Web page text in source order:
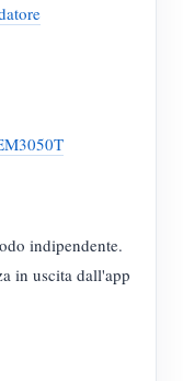
indipendente.
in uscita dall'app